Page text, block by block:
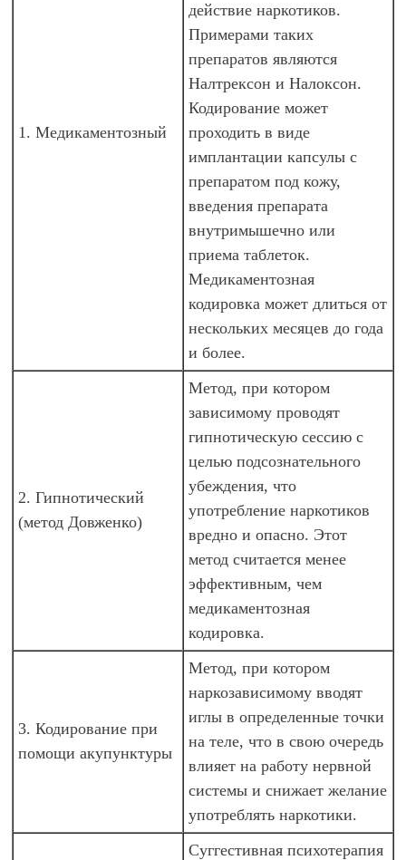
1. Медикаментозный
действие наркотиков.
Примерами таких
препаратов являются
Налтрексон и Налоксон.
Кодирование может
проходить в виде
имплантации капсулы с
препаратом под кожу,
введения препарата
внутримышечно или
приема таблеток.
Медикаментозная
кодировка может длиться от
нескольких месяцев до года
и более.
2. Гипнотический
(метод Довженко)
Метод, при котором
зависимому проводят
гипнотическую сессию с
целью подсознательного
убеждения, что
употребление наркотиков
вредно и опасно. Этот
метод считается менее
эффективным, чем
медикаментозная
кодировка.
3. Кодирование при
помощи акупунктуры
Метод, при котором
наркозависимому вводят
иглы в определенные точки
на теле, что в свою очередь
влияет на работу нервной
системы и снижает желание
употреблять наркотики.
Суггестивная психотерапия